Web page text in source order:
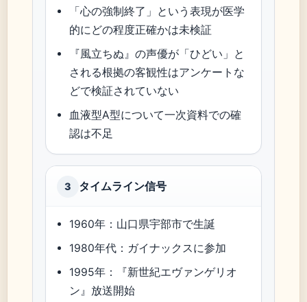
「心の強制終了」という表現が医学
的にどの程度正確かは未検証
『風立ちぬ』の声優が「ひどい」と
される根拠の客観性はアンケートな
どで検証されていない
血液型A型について一次資料での確
認は不足
3 タイムライン信号
1960年：山口県宇部市で生誕
1980年代：ガイナックスに参加
1995年：『新世紀エヴァンゲリオ
ン』放送開始